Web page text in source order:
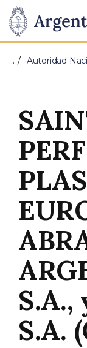
de
Nación
Pasar al
… Autoridad
S.A.,
S.A.